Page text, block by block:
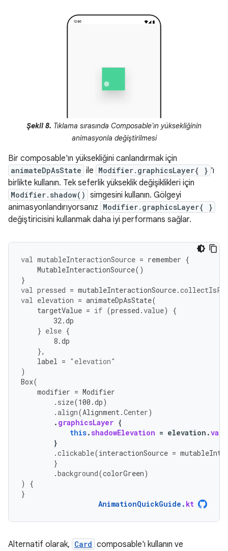
Şekil 8. Tıklama sırasında Composable'ın yüksekliğinin
animasyonla değiştirilmesi
Bir composable'ın yüksekliğini canlandırmak için
animateDpAsState ile Modifier.graphicsLayer{ } 'ı
birlikte kullanın. Tek seferlik yükseklik değişiklikleri için
Modifier.shadow() simgesini kullanın. Gölgeyi
animasyonlandırıyorsanız Modifier.graphicsLayer{ }
değiştiricisini kullanmak daha iyi performans sağlar.
val mutableInteractionSource = remember {
MutableInteractionSource()
}
val pressed = mutableInteractionSource.
val elevation = animateDpAsState(
targetValue = if (pressed .value)
{
32.dp
} else {
8.dp
},
label = "elevation"
)
Box(
modifier = Modifier
. size(100.dp)
.align(Alignment.Center)
. graphicsLayer {
this.shadowElevation = elevation .
}
.clickable(interactionSource =
}
.background(colorGreen)
)
{
}
AnimationQuickGuide . kt
Alternatif olarak, Card composable'ı kullanın ve